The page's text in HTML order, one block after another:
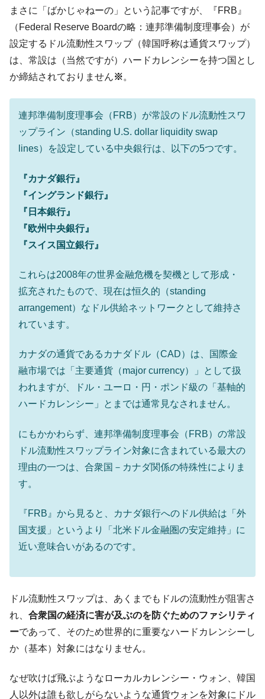
まさに「ばかじゃねーの」という記事ですが、『FRB』
（Federal Reserve Boardの略：連邦準備制度理事会）が
設定するドル流動性スワップ（韓国呼称は通貨スワップ）
は、常設は（当然ですが）ハードカレンシーを持つ国とし
か締結されておりません※。
連邦準備制度理事会（FRB）が常設のドル流動性スワ
ップライン（standing U.S. dollar liquidity swap
lines）を設定している中央銀行は、以下の5つです。
『カナダ銀行』
『イングランド銀行』
『日本銀行』
『欧州中央銀行』
『スイス国立銀行』
これらは2008年の世界金融危機を契機として形成・
拡充されたもので、現在は恒久的（standing
arrangement）なドル供給ネットワークとして維持さ
れています。
カナダの通貨であるカナダドル（CAD）は、国際金
融市場では「主要通貨（major currency）」として扱
われますが、ドル・ユーロ・円・ポンド級の「基軸的
ハードカレンシー」とまでは通常見なされません。
にもかかわらず、連邦準備制度理事会（FRB）の常設
ドル流動性スワップライン対象に含まれている最大の
理由の一つは、合衆国－カナダ関係の特殊性によりま
す。
『FRB』から見ると、カナダ銀行へのドル供給は「外
国支援」というより「北米ドル金融圏の安定維持」に
近い意味合いがあるのです。
ドル流動性スワップは、あくまでもドルの流動性が阻害さ
れ、 合衆国の経済に害が及ぶのを防ぐためのファシリティ
ーであって、そのため世界的に重要なハードカレンシーし
か（基本）対象にはなりません。
なぜ吹けば飛ぶようなローカルカレンシー・ウォン、韓国
人以外は誰も欲しがらないような通貨ウォンを対象にドル